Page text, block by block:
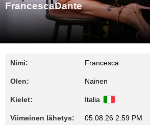
FrancescaDante
Nimi: Francesca
Olen: Nainen
Kielet: Italia
Viimeinen lähetys: 05.08.26 2:59 PM